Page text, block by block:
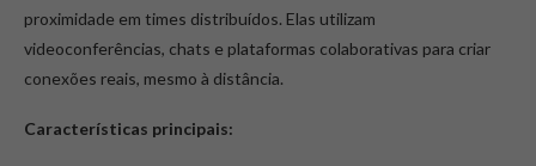
proximidade em times distribuídos. Elas utilizam
videoconferências, chats e plataformas colaborativas para criar
conexões reais, mesmo à distância.
Características principais: